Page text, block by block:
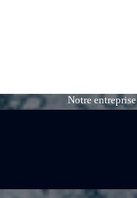
Notre entreprise